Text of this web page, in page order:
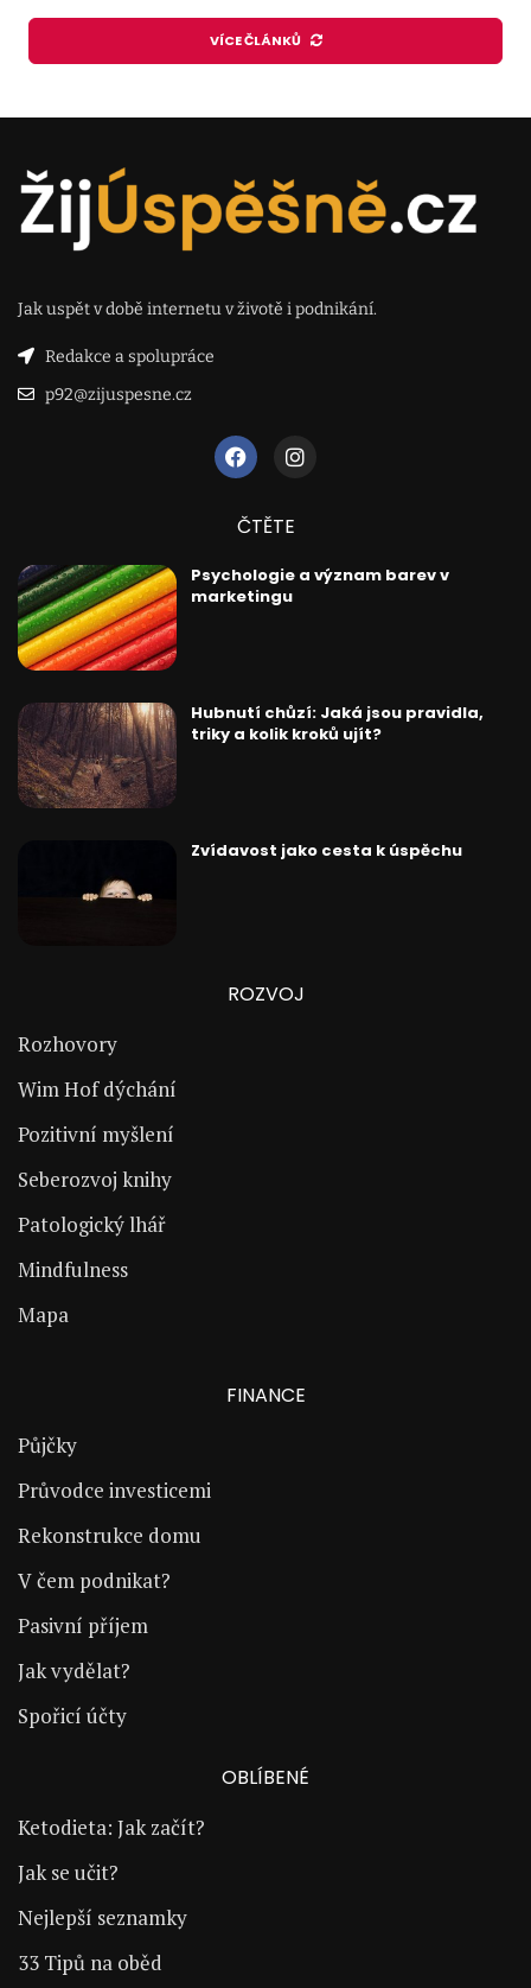
VÍCE ČLÁNKŮ
Jak uspět v době internetu v životě i podnikání.
Redakce a spolupráce
p92@zijuspesne.cz
ČTĚTE
Psychologie a význam barev v
marketingu
Hubnutí chůzí: Jaká jsou pravidla,
triky a kolik kroků ujít?
Zvídavost jako cesta k úspěchu
ROZVOJ
Rozhovory
Wim Hof dýchání
Pozitivní myšlení
Seberozvoj knihy
Patologický lhář
Mindfulness
Mapa
FINANCE
Půjčky
Průvodce investicemi
Rekonstrukce domu
V čem podnikat?
Pasivní příjem
Jak vydělat?
Spořicí účty
OBLÍBENÉ
Ketodieta: Jak začít?
Jak se učit?
Nejlepší seznamky
33 Tipů na oběd